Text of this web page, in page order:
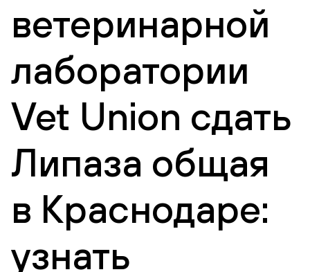
ветеринарной
лаборатории
Vet Union сдать
Липаза общая
в Краснодаре:
узнать